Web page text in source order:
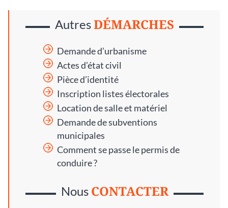
AutresDÉMARCHES
Demande d’urbanisme
Actes d’état civil
Pièce d’identité
Inscription listes électorales
Location de salle et matériel
Demande de subventions
municipales
Comment se passe le permis de
conduire ?
Nous CONTACTER